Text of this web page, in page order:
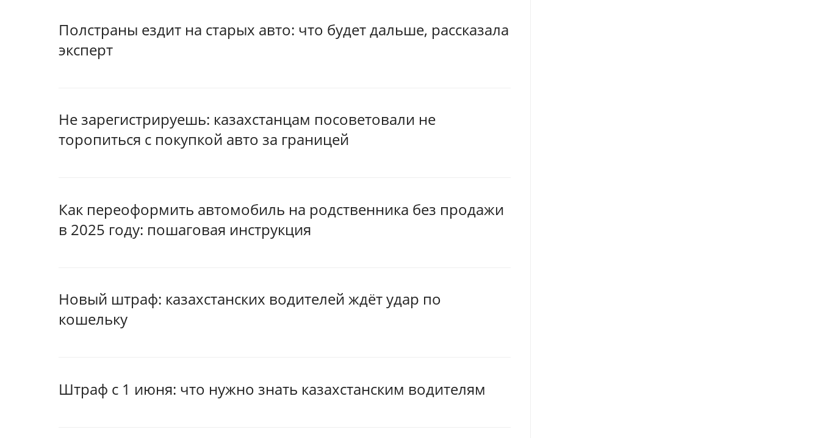
Полстраны ездит на старых авто: что будет дальше, рассказала
эксперт
Не зарегистрируешь: казахстанцам посоветовали не
торопиться с покупкой авто за границей
Как переоформить автомобиль на родственника без продажи
в 2025 году: пошаговая инструкция
Новый штраф: казахстанских водителей ждёт удар по
кошельку
Штраф с 1 июня: что нужно знать казахстанским водителям